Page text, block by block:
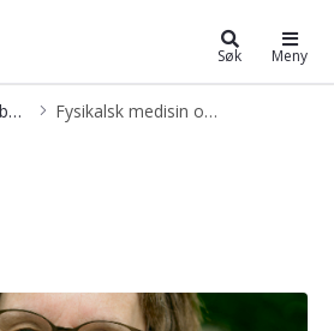
ogSøk Meny
Geriatri, e-helse, bevegelse, hjerneslag og rehabilitering Fysikalsk medisin og rehabilitering